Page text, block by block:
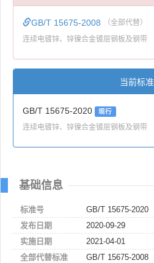
GB/T 15675-2008 （全部代替）
连续电镀锌、锌镍合金镀层钢板及钢带
当前标准
GB/T 15675-2020 现行
连续电镀锌、锌镍合金镀层钢板及钢带
基础信息
标准号
GB/T 15675-2020
发布日期
2020-09-29
实施日期
2021-04-01
全部代替标准
GB/T 15675-2008